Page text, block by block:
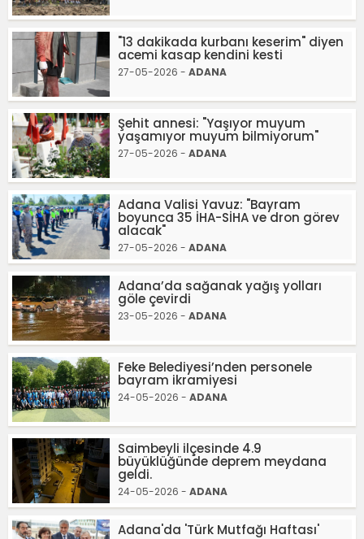
"13 dakikada kurbanı keserim" diyen
acemi kasap kendini kesti
27-05-2026 - ADANA
Şehit annesi: "Yaşıyor muyum
yaşamıyor muyum bilmiyorum"
27-05-2026 - ADANA
Adana Valisi Yavuz: "Bayram
boyunca 35 İHA-SİHA ve dron görev
alacak"
27-05-2026 - ADANA
Adana’da sağanak yağış yolları
göle çevirdi
23-05-2026 - ADANA
Feke Belediyesi’nden personele
bayram ikramiyesi
24-05-2026 - ADANA
Saimbeyli ilçesinde 4.9
büyüklüğünde deprem meydana
geldi.
24-05-2026 - ADANA
Adana'da 'Türk Mutfağı Haftası'